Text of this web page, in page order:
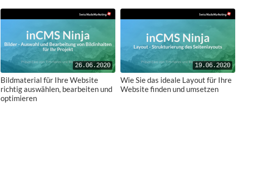
26.06.2020
Bildmaterial für Ihre Website
richtig auswählen, bearbeiten und
optimieren
19.06.2020
Wie Sie das ideale Layout für Ihre
Website finden und umsetzen